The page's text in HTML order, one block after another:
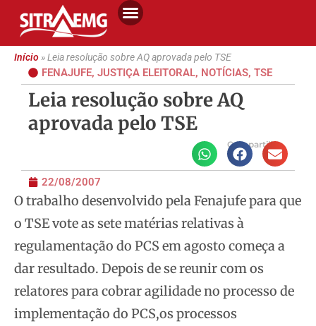
Início»Leia resolução sobre AQ aprovada pelo TSE
FENAJUFE, JUSTIÇA ELEITORAL, NOTÍCIAS, TSE
Leia resolução sobre AQ
aprovada pelo TSE
Compartilhe
22/08/2007
O trabalho desenvolvido pela Fenajufe para que
o TSE vote as sete matérias relativas à
regulamentação do PCS em agosto começa a
dar resultado. Depois de se reunir com os
relatores para cobrar agilidade no processo de
implementação do PCS,os processos